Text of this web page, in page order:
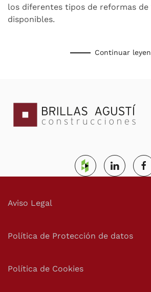
los diferentes tipos de reformas de
disponibles.
Continuar
Aviso Legal
Política de Protección de datos
Política de Cookies